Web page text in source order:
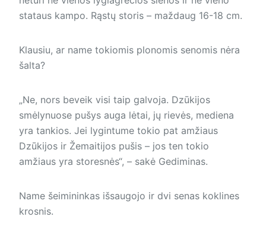
stataus kampo. Rąstų storis – maždaug 16-18 cm.
Klausiu, ar name tokiomis plonomis senomis nėra
šalta?
„Ne, nors beveik visi taip galvoja. Dzūkijos
smėlynuose pušys auga lėtai, jų rievės, mediena
yra tankios. Jei lygintume tokio pat amžiaus
Dzūkijos ir Žemaitijos pušis – jos ten tokio
amžiaus yra storesnės“, – sakė Gediminas.
Name šeimininkas išsaugojo ir dvi senas koklines
krosnis.